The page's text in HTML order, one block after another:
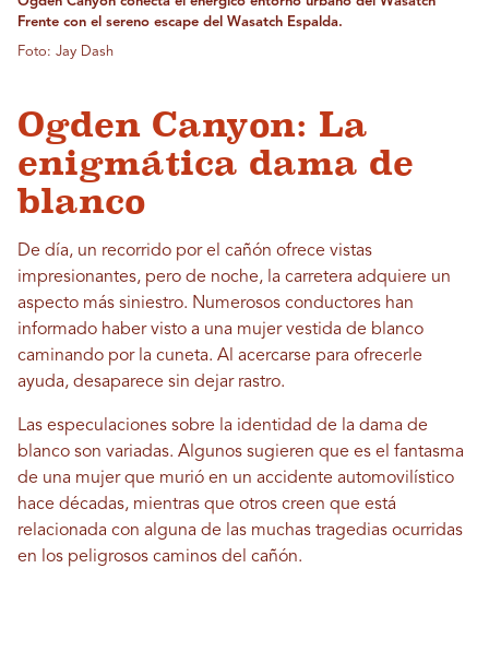
Frente con el sereno escape del Wasatch Espalda.
Foto: Jay Dash
Ogden Canyon: La
enigmática dama de
blanco
De día, un recorrido por el cañón ofrece vistas
impresionantes, pero de noche, la carretera adquiere un
aspecto más siniestro. Numerosos conductores han
informado haber visto a una mujer vestida de blanco
caminando por la cuneta. Al acercarse para ofrecerle
ayuda, desaparece sin dejar rastro.
Las especulaciones sobre la identidad de la dama de
blanco son variadas. Algunos sugieren que es el fantasma
de una mujer que murió en un accidente automovilístico
hace décadas, mientras que otros creen que está
relacionada con alguna de las muchas tragedias ocurridas
en los peligrosos caminos del cañón.